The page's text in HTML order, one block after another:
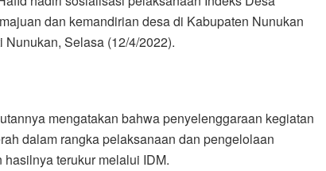
dan kemandirian desa di Kabupaten Nunukan
Selasa (12/4/2022).
mengatakan bahwa penyelenggaraan kegiatan
dalam rangka pelaksanaan dan pengelolaan
terukur melalui IDM.